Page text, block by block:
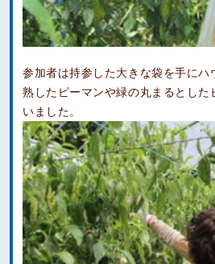
参加者は持参した大きな袋を手にハ
熟したピーマンや緑の丸まるとした
いました。